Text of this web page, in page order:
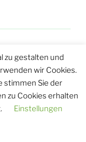
zu gestalten und
wir Cookies.
stimmen Sie der
zu Cookies erhalten
Einstellungen